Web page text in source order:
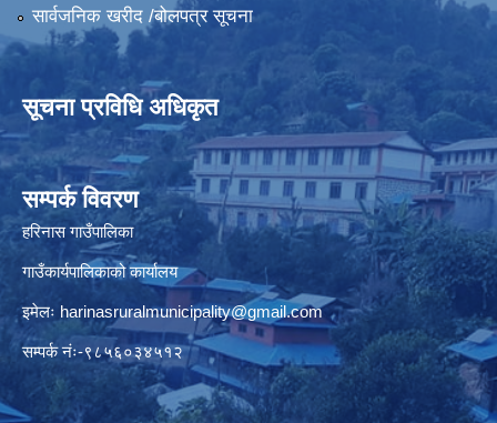
सार्वजनिक खरीद /बोलपत्र सूचना
सूचना प्रविधि अधिकृत
सम्पर्क विवरण
हरिनास गाउँपालिका
गाउँकार्यपालिकाको कार्यालय
इमेलः harinasruralmunicipality@gmail.com
सम्पर्क नंः-९८५६०३४५१२